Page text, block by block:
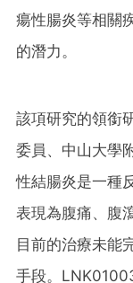
瘍性腸炎等相關
的潛力。
該項研究的領銜
委員、中山大學
性結腸炎是一種
表現為腹痛、腹
目前的治療未能
手段。